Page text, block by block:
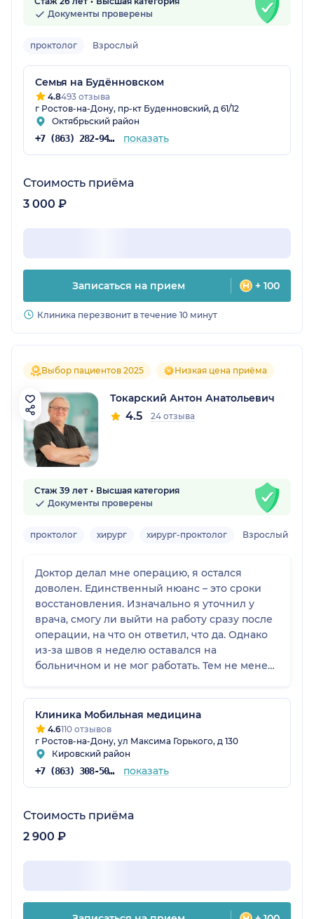
Документы проверены
проктолог Взрослый
Семья на Будённовском
4.8493 отзыва
г Ростов-на-Дону, пр-кт Буденновский, д 61/12
Октябрьский район
+7 (863) 282-94-55 показать
Стоимость приёма
3 000 ₽
Записаться на прием + 100
Клиника перезвонит в течение 10 минут
Выбор пациентов 2025 Низкая цена приёма
Токарский Антон Анатольевич
4.5 24 отзыва
Стаж 39 лет
Высшая категория
Документы проверены
проктолог хирург хирург-проктолог Взрослый
Доктор делал мне операцию, я остался
доволен. Единственный нюанс – это сроки
восстановления. Изначально я уточнил у
врача, смогу ли выйти на работу сразу после
операции, на что он ответил, что да. Однако
из-за швов я неделю оставался на
больничном и не мог работать. Тем не менее,
все сделал хорошо и все подробно объяснил.
Клиника Мобильная медицина
4.6110 отзывов
г Ростов-на-Дону, ул Максима Горького, д 130
Кировский район
+7 (863) 308-50-39 показать
Стоимость приёма
2 900 ₽